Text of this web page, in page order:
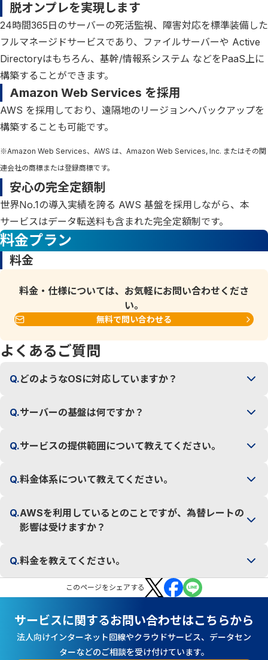
脱オンプレを実現します
24時間365日のサーバーの死活監視、障害対応を標準装備した
フルマネージドサービスであり、ファイルサーバーや Active
Directoryはもちろん、基幹/情報系システム などをPaaS上に
構築することができます。
Amazon Web Services を採用
AWS を採用しており、遠隔地のリージョンへバックアップを
構築することも可能です。
※Amazon Web Services、AWS は、Amazon Web Services, Inc. またはその関
連会社の商標または登録商標です。
安心の完全定額制
世界No.1の導入実績を誇る AWS 基盤を採用しながら、本
サービスはデータ転送料も含まれた完全定額制です。
料金プラン
料金
料金・仕様については、お気軽にお問い合わせくださ
い。
無料で問い合わせる
よくあるご質問
Q.どのようなOSに対応していますか？
Q.サーバーの基盤は何ですか？
Q.サービスの提供範囲について教えてください。
Q.料金体系について教えてください。
Q.AWSを利用しているとのことですが、為替レートの
影響は受けますか？
Q.料金を教えてください。
このページをシェアする
サービスに関するお問い合わせはこちらから
法人向けインターネット回線やクラウドサービス、データセン
ターなどのご相談を受け付けています。